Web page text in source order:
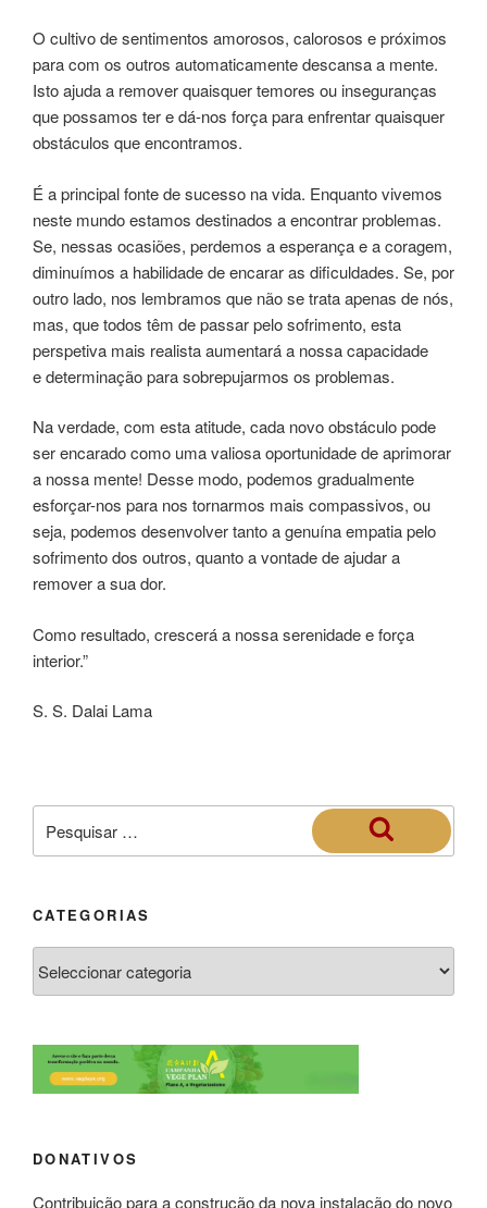
O cultivo de sentimentos amorosos, calorosos e próximos
para com os outros automaticamente descansa a mente.
Isto ajuda a remover quaisquer temores ou inseguranças
que possamos ter e dá-nos força para enfrentar quaisquer
obstáculos que encontramos.
É a principal fonte de sucesso na vida. Enquanto vivemos
neste mundo estamos destinados a encontrar problemas.
Se, nessas ocasiões, perdemos a esperança e a coragem,
diminuímos a habilidade de encarar as dificuldades. Se, por
outro lado, nos lembramos que não se trata apenas de nós,
mas, que todos têm de passar pelo sofrimento, esta
perspetiva mais realista aumentará a nossa capacidade
e determinação para sobrepujarmos os problemas.
Na verdade, com esta atitude, cada novo obstáculo pode
ser encarado como uma valiosa oportunidade de aprimorar
a nossa mente! Desse modo, podemos gradualmente
esforçar-nos para nos tornarmos mais compassivos, ou
seja, podemos desenvolver tanto a genuína empatia pelo
sofrimento dos outros, quanto a vontade de ajudar a
remover a sua dor.
Como resultado, crescerá a nossa serenidade e força
interior.”
S. S. Dalai Lama
CATEGORIAS
DONATIVOS
Contribuição para a construção da nova instalação do novo